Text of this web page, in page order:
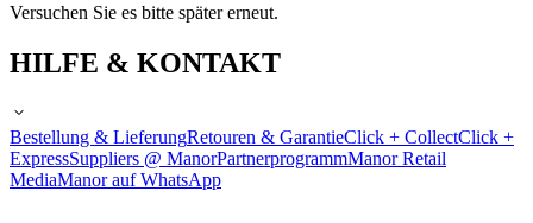
Versuchen Sie es bitte später erneut.
HILFE & KONTAKT
Bestellung & LieferungRetouren & GarantieClick + CollectClick +
ExpressSuppliers @ ManorPartnerprogrammManor Retail
MediaManor auf WhatsApp